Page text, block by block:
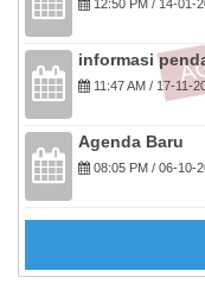
12:50 PM / 14-01-
informasi
11:47 AM / 17-11-
Agenda Baru
08:05 PM / 06-10-